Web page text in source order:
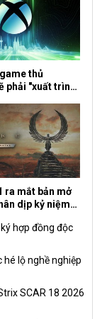
thủ
phải "xuất trình
trên Xbox?
ra mắt bản mở
dịp kỷ niệm
hợp đồng độc
hé lộ nghề nghiệp
SCAR 18 2026